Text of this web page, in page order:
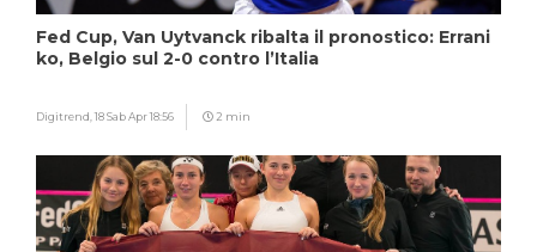
Fed Cup, Van Uytvanck ribalta il pronostico: Errani
ko, Belgio sul 2-0 contro l’Italia
Digitrend,18 Sab Apr 18:56 2 min